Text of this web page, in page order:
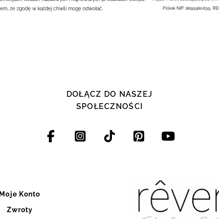
że zgodę w każdej chwili mogę odwołać.
Piórek NIP: 8691960639,
DOŁĄCZ DO NASZEJ
SPOŁECZNOŚCI
Konto
Zwroty